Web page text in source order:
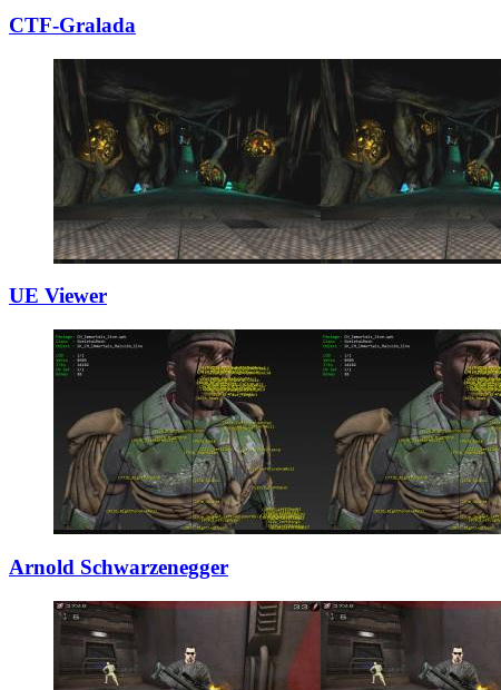
CTF-Gralada
UE Viewer
Arnold Schwarzen­egger